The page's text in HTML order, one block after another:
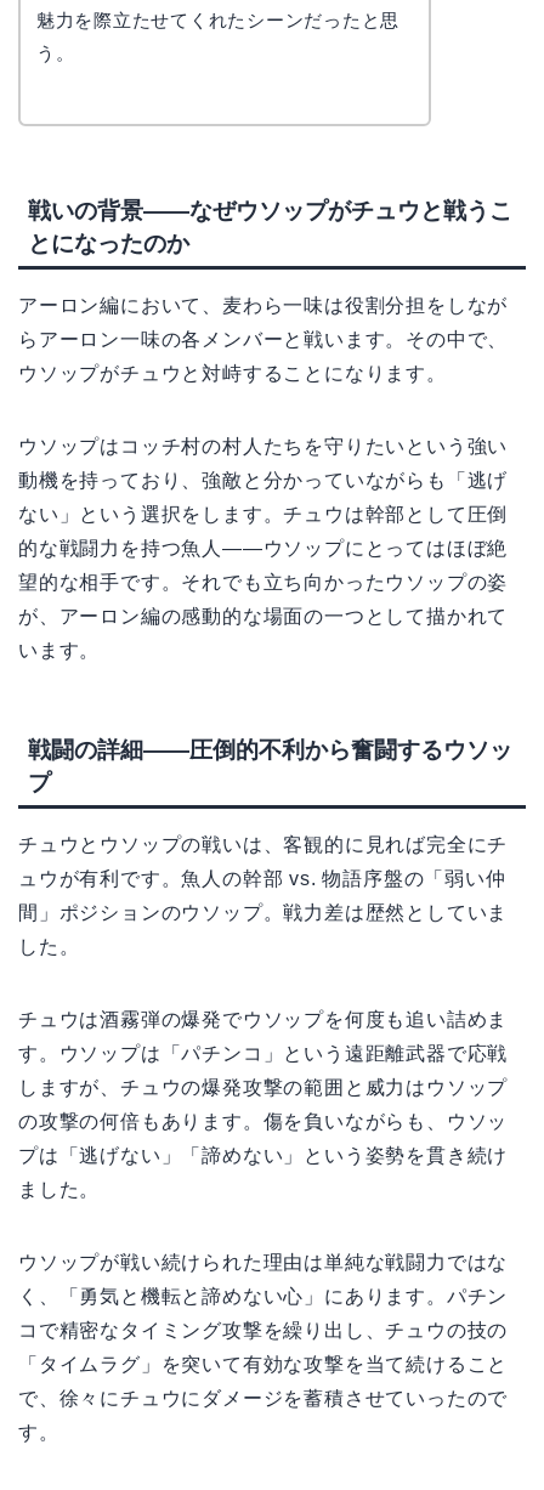
魅力を際立たせてくれたシーンだったと思
う。
戦いの背景——なぜウソップがチュウと戦うこ
とになったのか
アーロン編において、麦わら一味は役割分担をしなが
らアーロン一味の各メンバーと戦います。その中で、
ウソップがチュウと対峙することになります。
ウソップはコッチ村の村人たちを守りたいという強い
動機を持っており、強敵と分かっていながらも「逃げ
ない」という選択をします。チュウは幹部として圧倒
的な戦闘力を持つ魚人——ウソップにとってはほぼ絶
望的な相手です。それでも立ち向かったウソップの姿
が、アーロン編の感動的な場面の一つとして描かれて
います。
戦闘の詳細——圧倒的不利から奮闘するウソッ
プ
チュウとウソップの戦いは、客観的に見れば完全にチ
ュウが有利です。魚人の幹部 vs. 物語序盤の「弱い仲
間」ポジションのウソップ。戦力差は歴然としていま
した。
チュウは酒霧弾の爆発でウソップを何度も追い詰めま
す。ウソップは「パチンコ」という遠距離武器で応戦
しますが、チュウの爆発攻撃の範囲と威力はウソップ
の攻撃の何倍もあります。傷を負いながらも、ウソッ
プは「逃げない」「諦めない」という姿勢を貫き続け
ました。
ウソップが戦い続けられた理由は単純な戦闘力ではな
く、「勇気と機転と諦めない心」にあります。パチン
コで精密なタイミング攻撃を繰り出し、チュウの技の
「タイムラグ」を突いて有効な攻撃を当て続けること
で、徐々にチュウにダメージを蓄積させていったので
す。